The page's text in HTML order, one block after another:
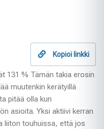
Kopioi linkki
131 % Tämän takia erosin
muutenkin kerätyillä
pitää olla kun
asioita. Yksi aktiivi kerran
liiton touhuissa, että jos